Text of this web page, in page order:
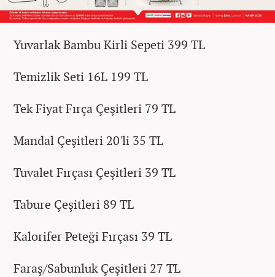
Yuvarlak Bambu Kirli Sepeti 399 TL
Temizlik Seti 16L 199 TL
Tek Fiyat Fırça Çeşitleri 79 TL
Mandal Çeşitleri 20'li 35 TL
Tuvalet Fırçası Çeşitleri 39 TL
Tabure Çeşitleri 89 TL
Kalorifer Peteği Fırçası 39 TL
Faraş/Sabunluk Çeşitleri 27 TL